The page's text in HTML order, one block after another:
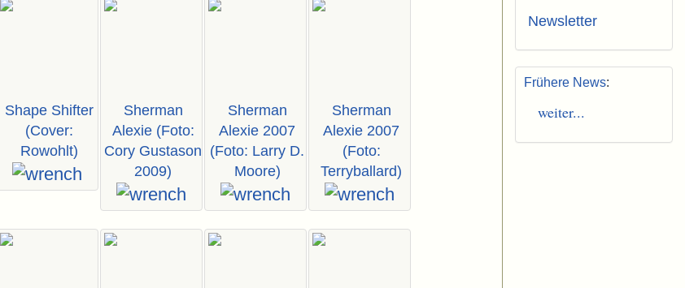
Shape Shifter
(Cover:
Rowohlt)
Sherman
Alexie (Foto:
Cory Gustason
2009)
Sherman
Alexie 2007
(Foto: Larry D.
Moore)
Sherman
Alexie 2007
(Foto:
Terryballard)
Newsletter
Frühere News:
weiter...